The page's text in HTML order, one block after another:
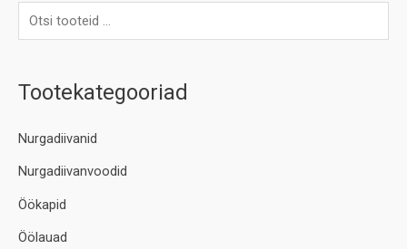
Tootekategooriad
Nurgadiivanid
Nurgadiivanvoodid
Öökapid
Öölauad